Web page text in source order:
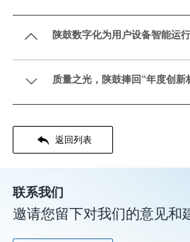
 陕鼓数字化为用户设备智能运
 质量之光，陕鼓捧回“年度创新
 返回列表
联系我们
邀请您留下对我们的意见和